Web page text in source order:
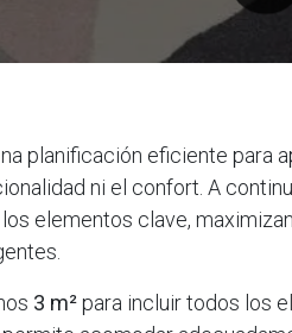
planificación eficiente para
ni el confort. A
elementos clave,
3 m²para incluir todos los